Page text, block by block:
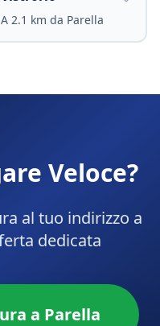
A 2.1 km da Parella
Veloce?
al tuo indirizzo a
dedicata
a Parella